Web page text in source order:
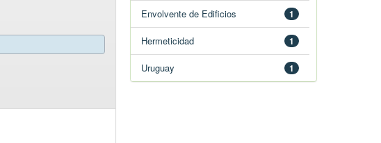
1
Envolvente de Edificios
1
Hermeticidad
1
Uruguay